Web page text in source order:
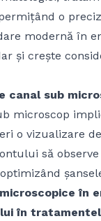
o
modernă în
și crește
canal sub
microscop
o vizualizare
să
în
în